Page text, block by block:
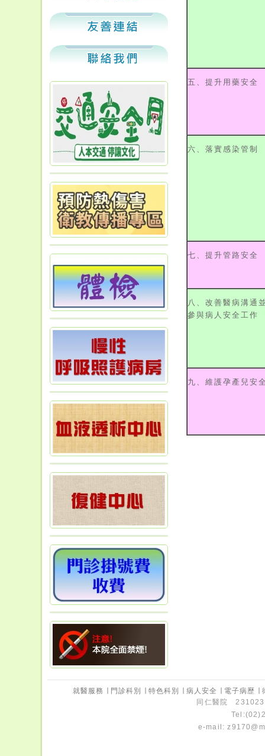
五、提升用藥安全
六、落實感染管制
七、提升管路安全
八、改善醫病溝通
參與病人安全工作
九、維護孕產兒安
就醫服務 門診科別 ∣特色科別 ∣病人安全 電子病歷 ∣
同仁醫院
e-mail: